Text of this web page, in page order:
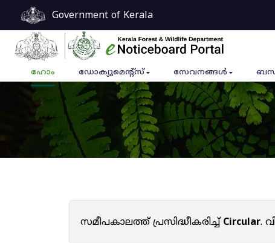
Government of Kerala
ഹോം ഡോക്യുമെൻ്റ്സ് സേവനങ്ങൾ
സമീപകാലത്ത് പ്രസിദ്ധീകരിച്ച്Circular.